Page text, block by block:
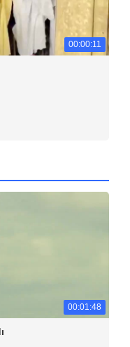
00:00:11
00:01:48